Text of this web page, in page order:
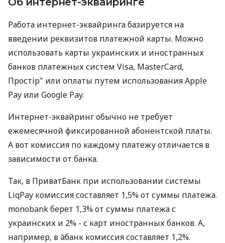
Работа интернет-эквайринга базируется на
введении реквизитов платежной карты. Можно
использовать карты украинских и иностранных
банков платежных систем Visa, MasterCard,
Простір" или оплаты путем использования Apple
Pay или Google Pay.
Интернет-эквайринг обычно не требует
ежемесячной фиксированной абонентской платы.
А вот комиссия по каждому платежу отличается в
зависимости от банка.
Так, в ПриватБанк при использовании системы
LiqPay комиссия составляет 1,5% от суммы платежа.
monobank берет 1,3% от суммы платежа с
украинских и 2% - с карт иностранных банков. А,
например, в àбанк комиссия составляет 1,2%.